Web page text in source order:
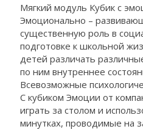
Мягкий модуль Кубик с
Эмоционально –
существенную роль в
подготовке к школьной
детей различать
по ним внутреннее
Всевозможные
С кубиком Эмоции от
играть за столом и
минутках, проводимые на